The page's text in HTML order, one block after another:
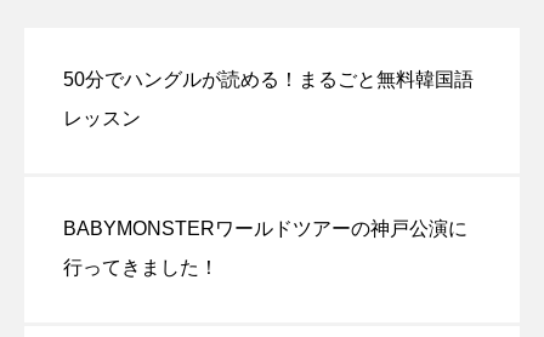
50分でハングルが読める！まるごと無料韓国語
レッスン
BABYMONSTERワールドツアーの神戸公演に
行ってきました！